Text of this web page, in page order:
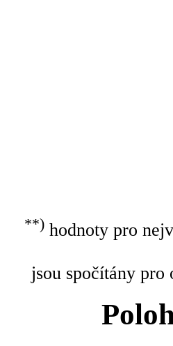
**)hodnoty pro
jsou spočítány pro